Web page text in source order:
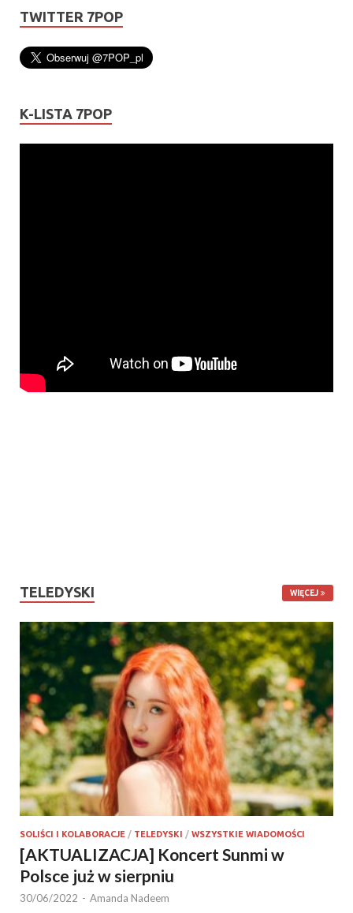
TWITTER 7POP
K-LISTA 7POP
TELEDYSKI WIĘCEJ
SOLIŚCI I KOLABORACJE / TELEDYSKI / WSZYSTKIE WIADOMOŚCI
[AKTUALIZACJA] Koncert Sunmi w
Polsce już w sierpniu
30/06/2022 - Amanda Nadeem